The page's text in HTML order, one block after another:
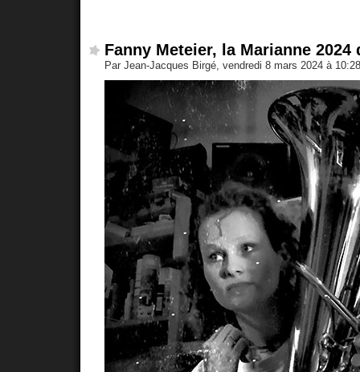
Fanny Meteier, la Marianne 2024
Par Jean-Jacques Birgé, vendredi 8 mars 2024 à